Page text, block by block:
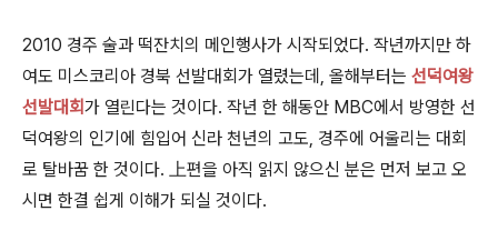
2010 경주 술과 떡잔치의 메인행사가 시작되었다. 작년까지만 하
여도 미스코리아 경북 선발대회가 열렸는데, 올해부터는 선덕여왕
선발대회가 열린다는 것이다. 작년 한 해동안 MBC에서 방영한 선
덕여왕의 인기에 힘입어 신라 천년의 고도, 경주에 어울리는 대회
로 탈바꿈 한 것이다. 上편을 아직 읽지 않으신 분은 먼저 보고 오
시면 한결 쉽게 이해가 되실 것이다.